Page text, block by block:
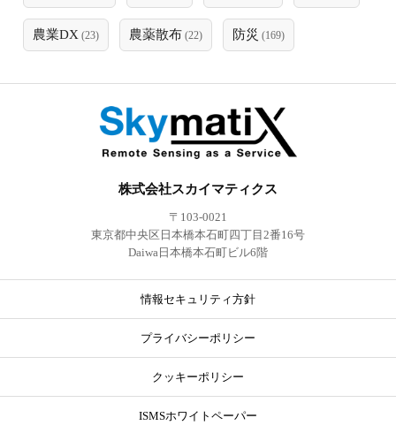
農業DX (23) 農薬散布 (22) 防災 (169)
株式会社スカイマティクス
〒103-0021
東京都中央区日本橋本石町四丁目2番16号
Daiwa日本橋本石町ビル6階
情報セキュリティ方針
プライバシーポリシー
クッキーポリシー
ISMSホワイトペーパー